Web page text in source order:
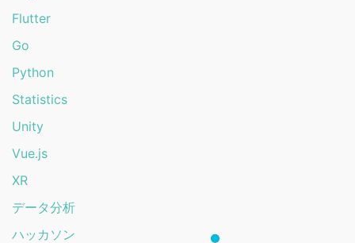
Flutter
Go
Python
Statistics
Unity
Vue.js
XR
データ分析
ハッカソン